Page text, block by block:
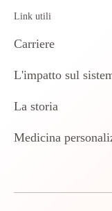
Link utili
Carriere
L'impatto sul
La storia
Medicina